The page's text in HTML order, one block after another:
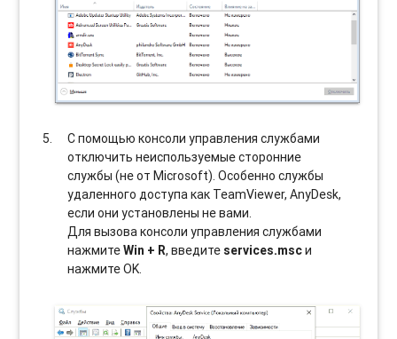
С помощью консоли управления службами
отключить неиспользуемые сторонние
службы (не от Microsoft). Особенно службы
удаленного доступа как TeamViewer, AnyDesk,
если они установлены не вами.
Для вызова консоли управления службами
нажмитеWin + R, введите services.mscи
нажмите OK.